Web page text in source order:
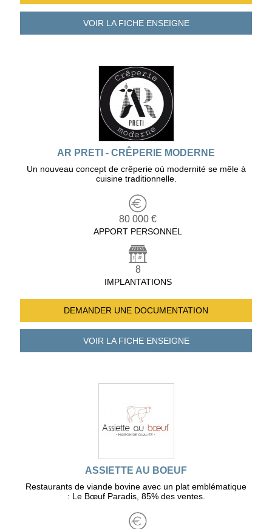
VOIR LA FICHEENSEIGNE
AR PRETI - CRÊPERIE MODERNE
Un nouveau concept de crêperie où modernité se mêle à
cuisine traditionnelle.
80 000 €
APPORT PERSONNEL
8
IMPLANTATIONS
DEMANDER UNE DOCUMENTATION
VOIR LA FICHEENSEIGNE
ASSIETTE AU BOEUF
Restaurants de viande bovine avec un plat emblématique
: Le Bœuf Paradis, 85% des ventes.